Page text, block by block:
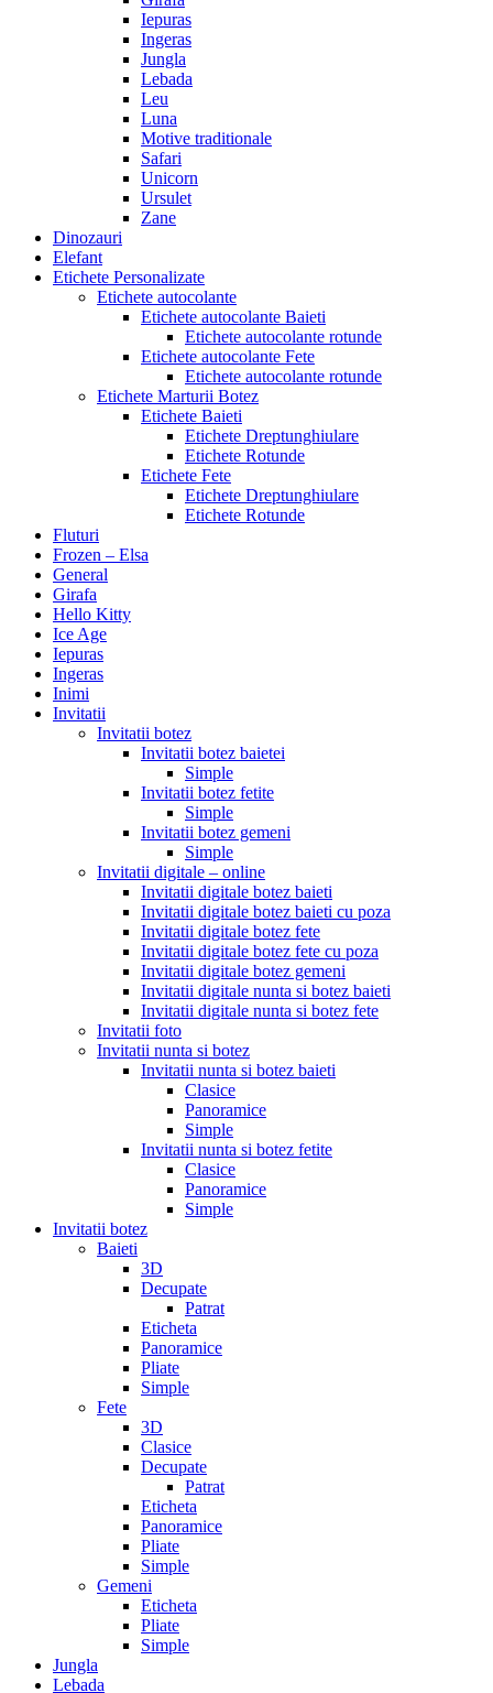
Iepuras
Ingeras
Jungla
Lebada
Leu
Luna
Motive traditionale
Safari
Unicorn
Ursulet
Zane
Dinozauri
Elefant
Etichete Personalizate
Etichete autocolante
Etichete autocolante Baieti
Etichete autocolante rotunde
Etichete autocolante Fete
Etichete autocolante rotunde
Etichete Marturii Botez
Etichete Baieti
Etichete Dreptunghiulare
Etichete Rotunde
Etichete Fete
Etichete Dreptunghiulare
Etichete Rotunde
Fluturi
Frozen – Elsa
General
Girafa
Hello Kitty
Ice Age
Iepuras
Ingeras
Inimi
Invitatii
Invitatii botez
Invitatii botez baietei
Simple
Invitatii botez fetite
Simple
Invitatii botez gemeni
Simple
Invitatii digitale – online
Invitatii digitale botez baieti
Invitatii digitale botez baieti cu poza
Invitatii digitale botez fete
Invitatii digitale botez fete cu poza
Invitatii digitale botez gemeni
Invitatii digitale nunta si botez baieti
Invitatii digitale nunta si botez fete
Invitatii foto
Invitatii nunta si botez
Invitatii nunta si botez baieti
Clasice
Panoramice
Simple
Invitatii nunta si botez fetite
Clasice
Panoramice
Simple
Invitatii botez
Baieti
3D
Decupate
Patrat
Eticheta
Panoramice
Pliate
Simple
Fete
3D
Clasice
Decupate
Patrat
Eticheta
Panoramice
Pliate
Simple
Gemeni
Eticheta
Pliate
Simple
Jungla
Lebada